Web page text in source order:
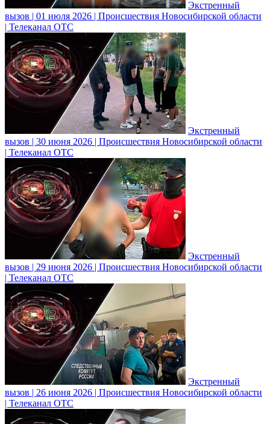
Экстренный
вызов | 01 июля 2026 | Происшествия Новосибирской области
| Телеканал ОТС
Экстренный
вызов | 30 июня 2026 | Происшествия Новосибирской области
| Телеканал ОТС
Экстренный
вызов | 29 июня 2026 | Происшествия Новосибирской области
| Телеканал ОТС
Экстренный
вызов | 26 июня 2026 | Происшествия Новосибирской области
| Телеканал ОТС